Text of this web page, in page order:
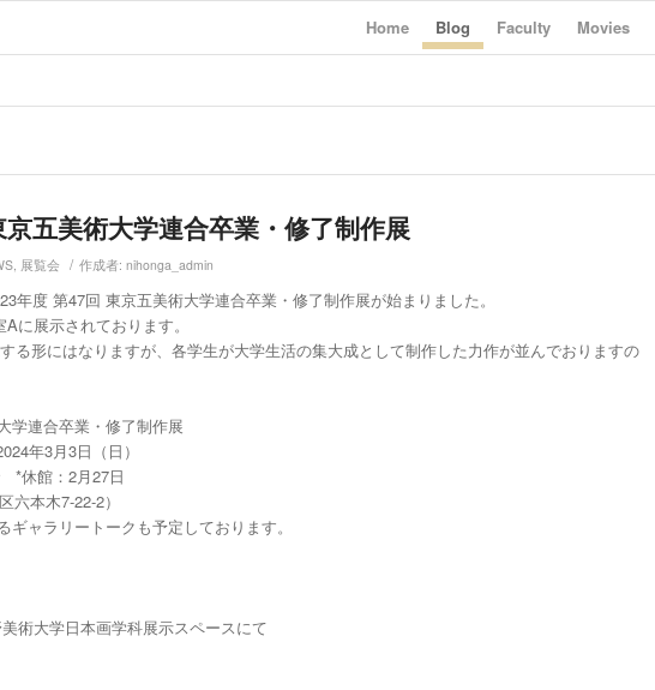
Home Blog Faculty Movies
五美術大学連合卒業・修了制作展
, 展覧会 / 作成者: nihonga_admin
年度 第47回 東京五美術大学連合卒業・修了制作展が始まりました。
に展示されております。
る形にはなりますが、各学生が大学生活の集大成として制作した力作が並んでおりますの
学連合卒業・修了制作展
年3月3日（日）
*休館：2月27日
六本木7-22-2）
ャラリートークも予定しております。
術大学日本画学科展示スペースにて